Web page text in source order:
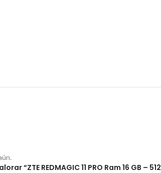
“ZTE REDMAGIC 11 PRO Ram 16 GB –